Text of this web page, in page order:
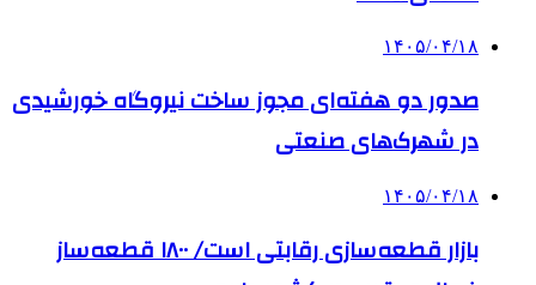
۱۴۰۵/۰۴/۱۸
صدور دو هفته‌ای مجوز ساخت نیروگاه خورشیدی
در شهرک‌های صنعتی
۱۴۰۵/۰۴/۱۸
بازار قطعه‌سازی رقابتی است/ ۱۸۰۰ قطعه‌ساز